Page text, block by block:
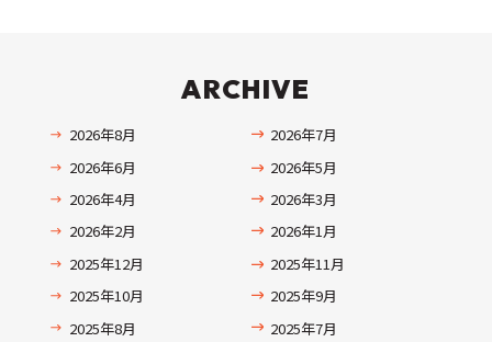
ARCHIVE
2026年8月
2026年7月
2026年6月
2026年5月
2026年4月
2026年3月
2026年2月
2026年1月
2025年12月
2025年11月
2025年10月
2025年9月
2025年8月
2025年7月